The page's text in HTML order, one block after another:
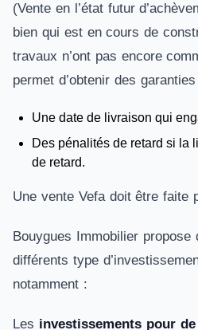
(Vente en l’état futur
bien qui est en cours de
travaux n’ont pas encore
permet d’obtenir des garanties
Une date de livraison qui
Des pénalités de retard si la
de retard.
Une vente Vefa doit être faite
Bouygues Immobilier propose
différents type
notamment :
Les investissements pour